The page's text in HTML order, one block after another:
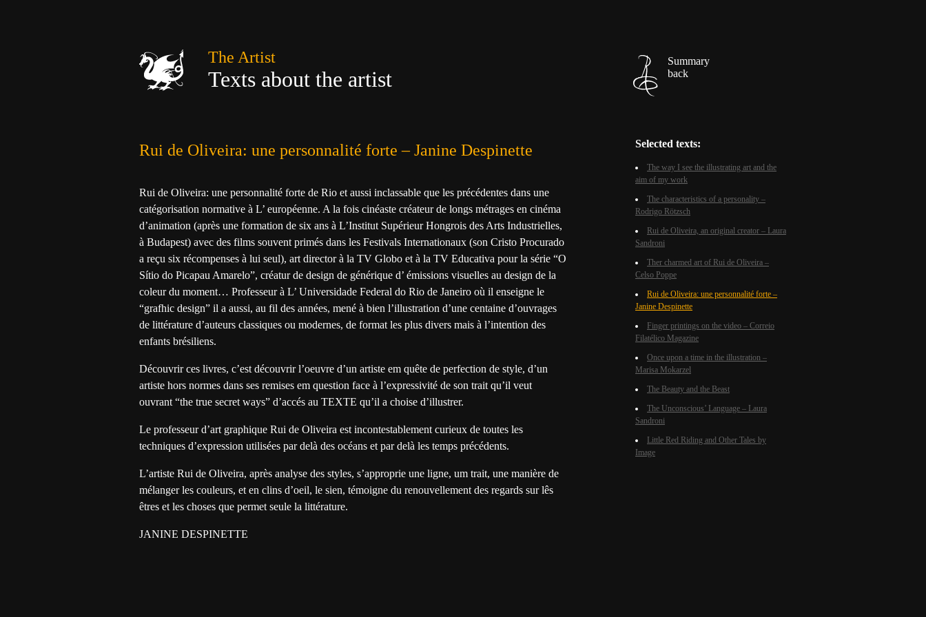
The Artist
Texts about the artist
Summary
back
Rui de Oliveira: une personnalité forte – Janine Despinette
Rui de Oliveira: une personnalité forte de Rio et aussi inclassable que les précédentes dans une
catégorisation normative à L’ européenne. A la fois cinéaste créateur de longs métrages en cinéma
d’animation (après une formation de six ans à L’Institut Supérieur Hongrois des Arts Industrielles,
à Budapest) avec des films souvent primés dans les Festivals Internationaux (son Cristo Procurado
a reçu six récompenses à lui seul), art director à la TV Globo et à la TV Educativa pour la série “O
Sítio do Picapau Amarelo”, créatur de design de générique d’ émissions visuelles au design de la
coleur du moment… Professeur à L’ Universidade Federal do Rio de Janeiro où il enseigne le
“grafhic design” il a aussi, au fil des années, mené à bien l’illustration d’une centaine d’ouvrages
de littérature d’auteurs classiques ou modernes, de format les plus divers mais à l’intention des
enfants brésiliens.
Découvrir ces livres, c’est découvrir l’oeuvre d’un artiste em quête de perfection de style, d’un
artiste hors normes dans ses remises em question face à l’expressivité de son trait qu’il veut
ouvrant “the true secret ways” d’accés au TEXTE qu’il a choise d’illustrer.
Le professeur d’art graphique Rui de Oliveira est incontestablement curieux de toutes les
techniques d’expression utilisées par delà des océans et par delà les temps précédents.
L’artiste Rui de Oliveira, après analyse des styles, s’approprie une ligne, um trait, une manière de
mélanger les couleurs, et en clins d’oeil, le sien, témoigne du renouvellement des regards sur lês
êtres et les choses que permet seule la littérature.
JANINE DESPINETTE
Selected texts:
The way I see the illustrating art and the
aim of my work
The characteristics of a personality –
Rodrigo Rötzsch
Rui de Oliveira, an original creator – Laura
Sandroni
Ther charmed art of Rui de Oliveira –
Celso Poppe
Rui de Oliveira: une personnalité forte –
Janine Despinette
Finger printings on the video – Correio
Filatélico Magazine
Once upon a time in the illustration –
Marisa Mokarzel
The Beauty and the Beast
The Unconscious’ Language – Laura
Sandroni
Little Red Riding and Other Tales by
Image